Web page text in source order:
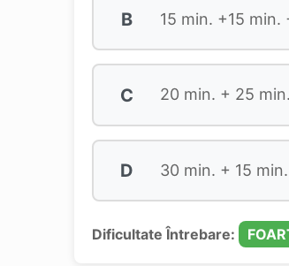
B 15 min. +15 min.
C 20 min. + 25
D 30 min. + 15
Dificultate Întrebare: